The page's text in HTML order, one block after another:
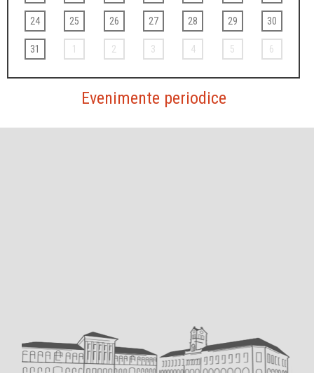
24 25 26 27 28 29 30
31 1 2 3 4 5 6
Evenimente periodice